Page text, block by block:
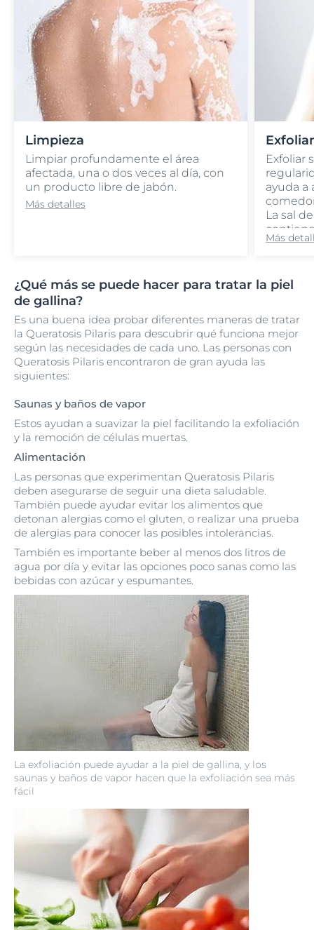
Limpieza
Limpiar profundamente el área
afectada, una o dos veces al día, con
un producto libre de jabón.
Más detalles
Exfoliar
ayuda a
La sal
leche
Más
¿Qué más se puede hacer para tratar la piel
de gallina?
Es una buena idea probar diferentes maneras de tratar
la Queratosis Pilaris para descubrir qué funciona mejor
según las necesidades de cada uno. Las personas con
Queratosis Pilaris encontraron de gran ayuda las
siguientes:
La exfoliación puede ayudar a la piel de gallina, y los
saunas y baños de vapor hacen que la exfoliación sea más
fácil
Saunas y baños de vapor
Estos ayudan a suavizar la piel facilitando la exfoliación
y la remoción de células muertas.
Alimentación
Las personas que experimentan Queratosis Pilaris
deben asegurarse de seguir una dieta saludable.
También puede ayudar evitar los alimentos que
detonan alergias como el gluten, o realizar una prueba
de alergias para conocer las posibles intolerancias.
También es importante beber al menos dos litros de
agua por día y evitar las opciones poco sanas como las
bebidas con azúcar y espumantes.